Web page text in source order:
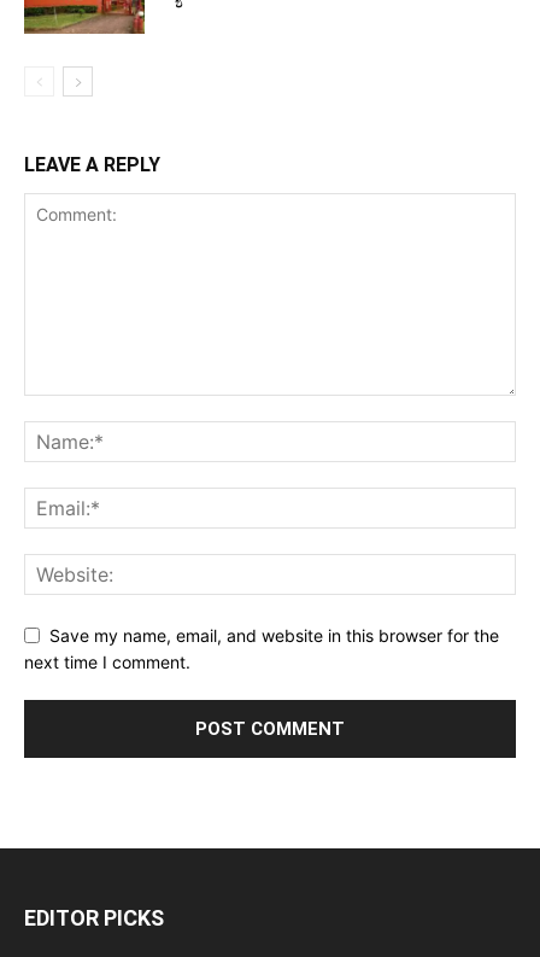
LEAVE A REPLY
Save my name, email, and website in this browser for the
next time I comment.
EDITOR PICKS